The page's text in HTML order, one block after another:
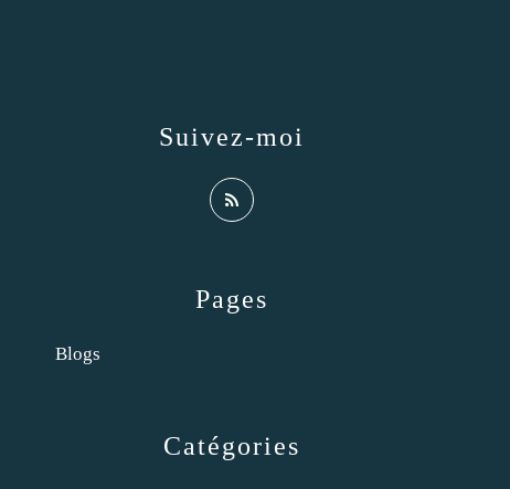
Catégories
Pages
Blogs
Suivez-moi